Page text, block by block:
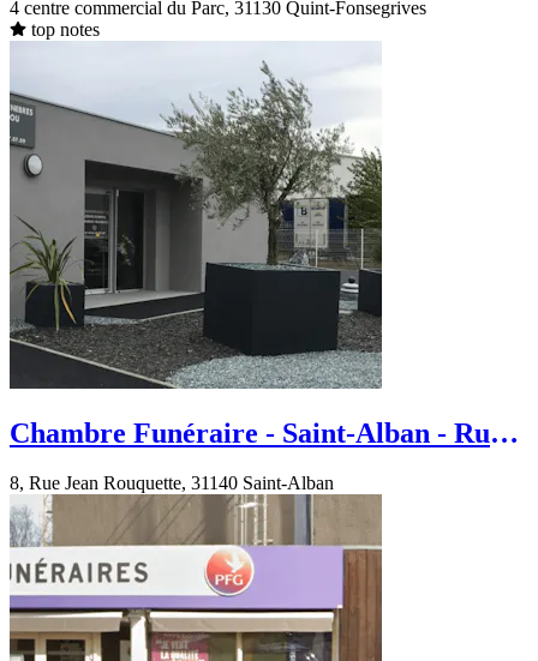
4 centre commercial du Parc, 31130 Quint-Fonsegrives
top notes
Chambre Funéraire - Saint-Alban - Rue
8, Rue Jean Rouquette, 31140 Saint-Alban